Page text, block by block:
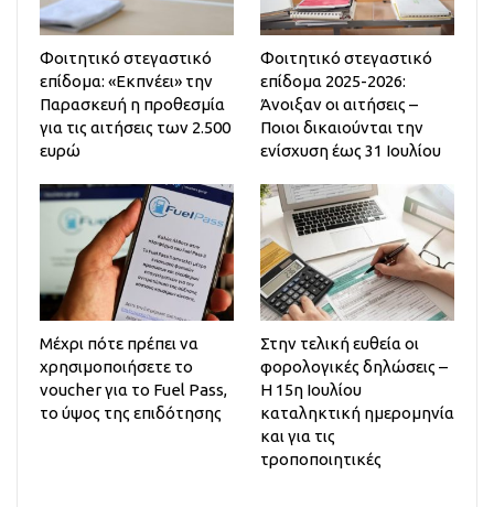
Φοιτητικό στεγαστικό
επίδομα: «Εκπνέει» την
Παρασκευή η προθεσμία
για τις αιτήσεις των 2.500
ευρώ
Φοιτητικό στεγαστικό
επίδομα 2025-2026:
Άνοιξαν οι αιτήσεις –
Ποιοι δικαιούνται την
ενίσχυση έως 31 Ιουλίου
Μέχρι πότε πρέπει να
χρησιμοποιήσετε το
voucher για το Fuel Pass,
το ύψος της επιδότησης
Στην τελική ευθεία οι
φορολογικές δηλώσεις –
Η 15η Ιουλίου
καταληκτική ημερομηνία
και για τις
τροποποιητικές